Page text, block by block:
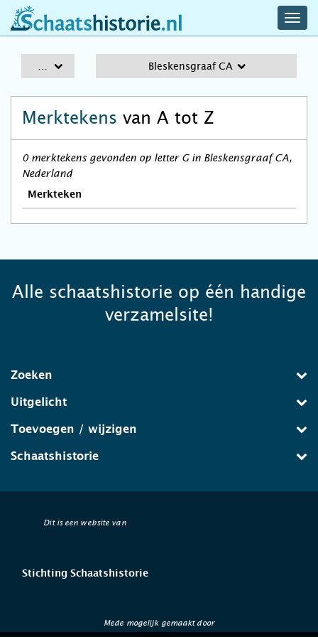
schaatshistorie.nl
Bleskensgraaf CA
Merktekens van A tot Z
0 merktekens gevonden op letter G in Bleskensgraaf CA,
Nederland
Merkteken
Alle schaatshistorie op één handige
verzamelsite!
Zoeken
Uitgelicht
Toevoegen / wijzigen
Schaatshistorie
Dit is een website van
Stichting Schaatshistorie
Mede mogelijk gemaakt door